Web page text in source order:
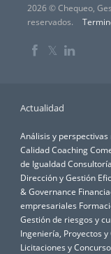
2026 © Chequeo,
reservados.
𝕏
Actualidad
Análisis y
CalidadCoaching
de Igualdad
Dirección y Gestión
& Governance
empresariales
Gestión de riesgos y
Ingeniería, Proyectos y
Licitaciones y